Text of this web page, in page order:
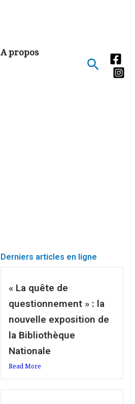
A propos
Derniers articles en ligne
« La quête de
questionnement » : la
nouvelle exposition de
la Bibliothèque
Nationale
Read More